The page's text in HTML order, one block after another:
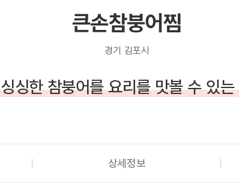
큰손참붕어찜
경기 김포시
싱싱한 참붕어를 요리를 맛볼 수 있는
상세정보